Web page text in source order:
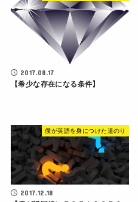
2017.08.17
【希少な存在になる条件】
僕が英語を身につけた道のり
2017.12.18